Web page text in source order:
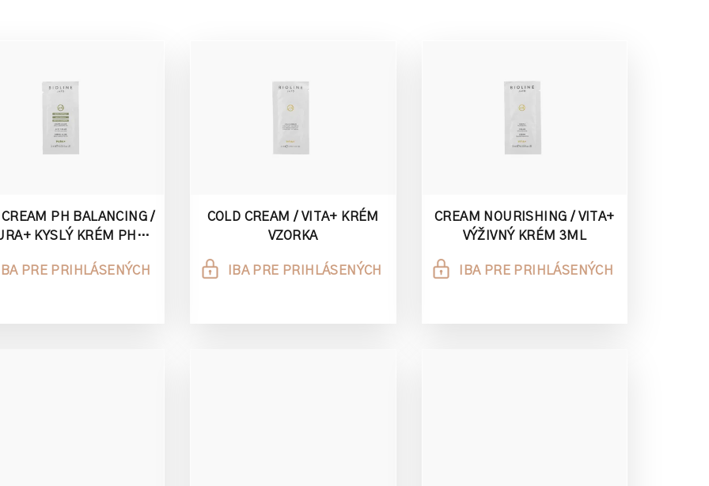
PH BALANCING /
KYSLÝ KRÉM PH
PRE PRIHLÁSENÝCH
COLD CREAM / VITA+ KRÉM
VZORKA
IBA PRE PRIHLÁSENÝCH
CREAM NOURISHING / VITA+
VÝŽIVNÝ KRÉM 3ML
IBA PRE PRIHLÁSENÝCH